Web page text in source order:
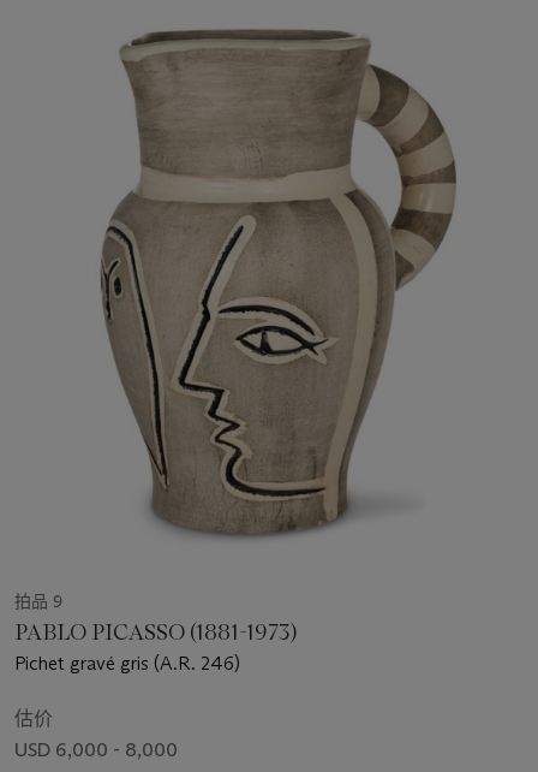
拍品 9
PABLO PICASSO (1881-1973)
Pichet gravé gris (A.R. 246)
估价
USD 6,000 - 8,000